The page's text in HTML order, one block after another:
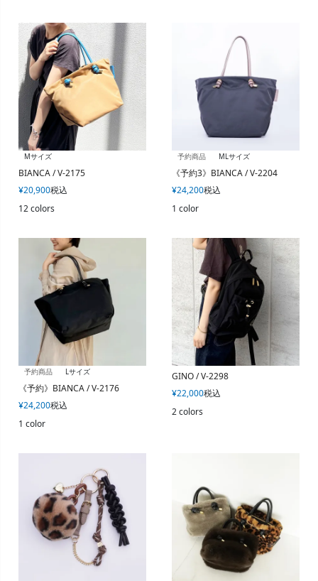
Mサイズ
BIANCA / V-2175
¥20,900税込
12 colors
予約商品 MLサイズ
《予約3》BIANCA / V-2204
¥24,200税込
1 color
予約商品 Lサイズ
《予約》BIANCA / V-2176
¥24,200税込
1 color
GINO / V-2298
¥22,000税込
2 colors